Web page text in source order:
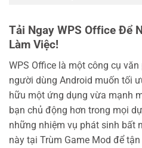
Tải Ngay WPS Office Để
Làm Việc!
WPS Office là một công cụ
người dùng Android muốn tối
hữu một ứng dụng vừa mạnh
bạn chủ động hơn trong mọi
những nhiệm vụ phát sinh bất
này tại Trùm Game Mod để